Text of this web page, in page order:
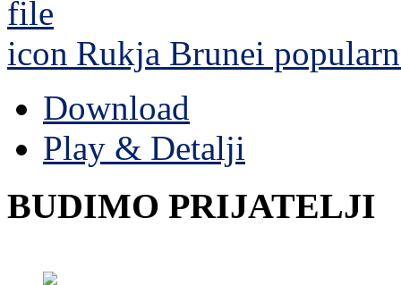
Rukja Brunei
Download
Play & Detalji
BUDIMO PRIJATELJI